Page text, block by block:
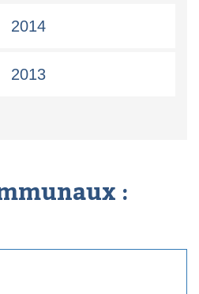
2014
2013
: